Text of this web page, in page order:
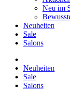
Neu im
Neuheiten
Sale
Salons
Neuheiten
Sale
Salons